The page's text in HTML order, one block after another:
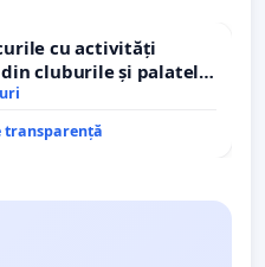
cu activități
cluburile și palatele
transparență